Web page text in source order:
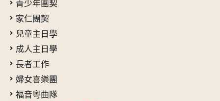
青少年團契
家仁團契
兒童主日學
成人主日學
長者工作
婦女喜樂團
福音粵曲隊